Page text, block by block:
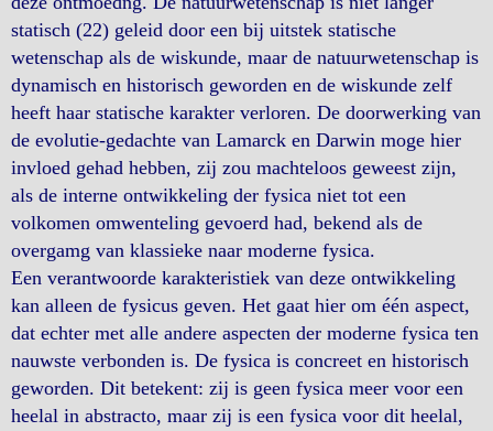
statisch (22) geleid door een bij uitstek statische
wetenschap als de wiskunde, maar de natuurwetenschap is
dynamisch en historisch geworden en de wiskunde zelf
heeft haar statische karakter verloren. De doorwerking van
de evolutie-gedachte van Lamarck en Darwin moge hier
invloed gehad hebben, zij zou machteloos geweest zijn,
als de interne ontwikkeling der fysica niet tot een
volkomen omwenteling gevoerd had, bekend als de
overgamg van klassieke naar moderne fysica.
Een verantwoorde karakteristiek van deze ontwikkeling
kan alleen de fysicus geven. Het gaat hier om één aspect,
dat echter met alle andere aspecten der moderne fysica ten
nauwste verbonden is. De fysica is concreet en historisch
geworden. Dit betekent: zij is geen fysica meer voor een
heelal in abstracto, maar zij is een fysica voor dit heelal,